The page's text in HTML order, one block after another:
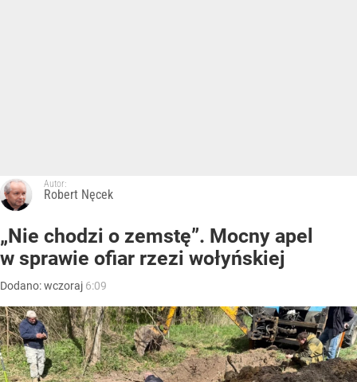
Autor:
Robert Nęcek
„Nie chodzi o zemstę”. Mocny apel
w sprawie ofiar rzezi wołyńskiej
Dodano:wczoraj 6:09